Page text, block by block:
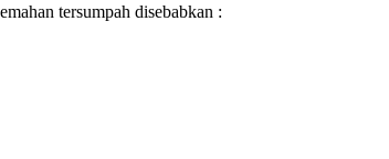
tersumpah disebabkan :